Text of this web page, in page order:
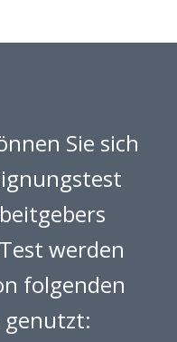
Sie sich
werden
folgenden